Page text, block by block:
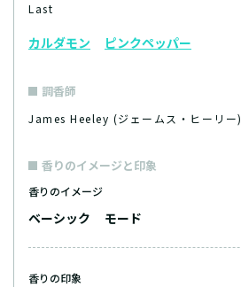
Last
カルダモン ピンクペッパー
調香師
James Heeley (ジェームス・ヒーリー)
香りのイメージと印象
香りのイメージ
ベーシック モード
香りの印象